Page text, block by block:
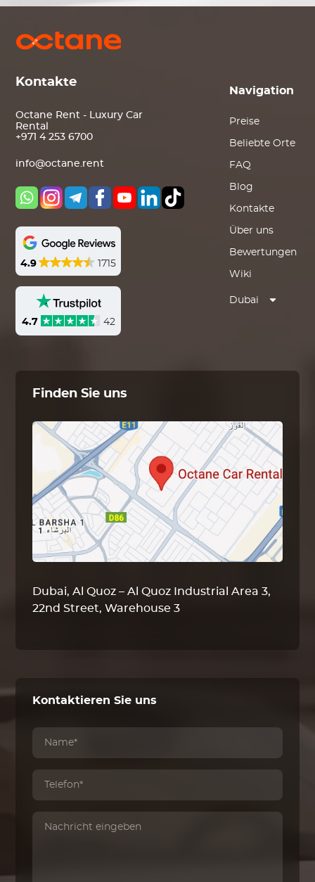
Kontakte
Octane Rent - Luxury Car
Rental
+971 4 253 6700
info@octane.rent
4.9 1715
4.7 42
Navigation
Preise
Beliebte Orte
FAQ
Blog
Kontakte
Über uns
Bewertungen
Wiki
Dubai
Finden Sie uns
Dubai, Al Quoz – Al Quoz Industrial Area 3,
22nd Street, Warehouse 3
Kontaktieren Sie uns